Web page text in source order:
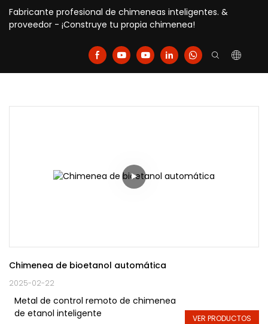
Fabricante profesional de chimeneas inteligentes. &
proveedor - ¡Construye tu propia chimenea!
Chimenea de bioetanol automática
2025-02-22
Metal de control remoto de chimenea
de etanol inteligente
VER PRODUCTOS